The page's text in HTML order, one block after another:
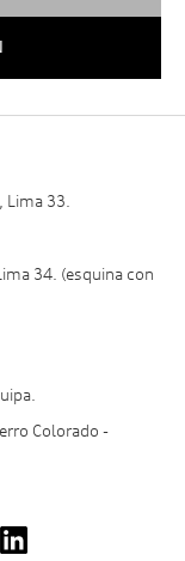
33.
34. (esquina con
Colorado -